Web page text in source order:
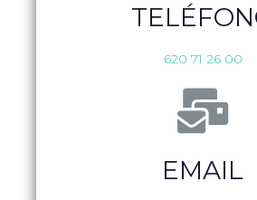
620 71 26 00
EMAIL